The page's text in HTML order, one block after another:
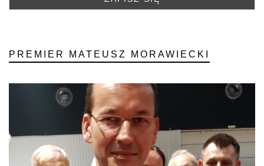
PREMIER MATEUSZ MORAWIECKI